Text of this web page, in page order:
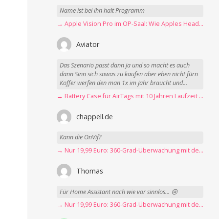
Name ist bei ihn halt Programm
→ Apple Vision Pro im OP-Saal: Wie Apples Headset Operationen beschleunigt
Aviator
Das Szenario passt dann ja und so macht es auch
dann Sinn sich sowas zu kaufen aber eben nicht fürn
Koffer werfen den man 1x im Jahr braucht und...
→ Battery Case für AirTags mit 10 Jahren Laufzeit jetzt nur 12,89 Euro
chappell.de
Kann die OnVif?
→ Nur 19,99 Euro: 360-Grad-Überwachung mit der Blink Mini Pan-Tilt Kamera
Thomas
Für Home Assistant nach wie vor sinnlos... 😢
→ Nur 19,99 Euro: 360-Grad-Überwachung mit der Blink Mini Pan-Tilt Kamera